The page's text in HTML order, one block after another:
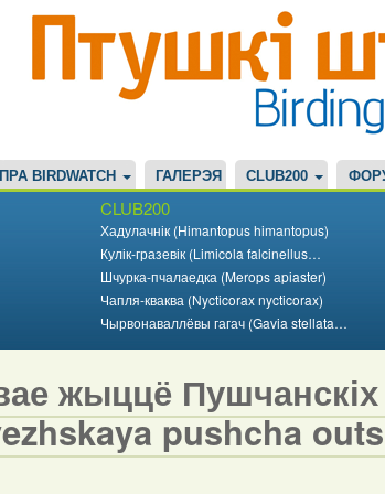
ПРА BIRDWATCH ГАЛЕРЭЯ CLUB200
CLUB200
Хадулачнік (Himantopus himantopus)
Кулік-гразевік (Limicola falcinellus…
Шчурка-пчалаедка (Merops apiaster)
Чапля-кваква (Nycticorax nycticorax)
Чырвонаваллёвы гагач (Gavia stellata…
жыццё
pushcha